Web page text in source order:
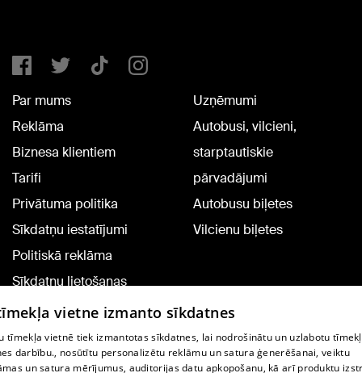
Par mums
Reklāma
Biznesa klientiem
Tarifi
Privātuma politika
Sīkdatņu iestatījumi
Politiskā reklāma
Sīkdatņu lietošanas
noteikumi
Komentāru pievienošana
Uzņēmumi
Autobusi, vilcieni,
starptautiskie
pārvadājumi
Autobusu biļetes
Vilcienu biļetes
vietne izmanto sīkdatnes
tīmekļa vietnē tiek izmantotas sīkdatnes, lai nodrošinātu un uzlabotu
darbību., nosūtītu personalizētu reklāmu un satura ģenerēšanai, veiktu
un satura mērījumus, auditorijas datu apkopošanu, kā arī produktu